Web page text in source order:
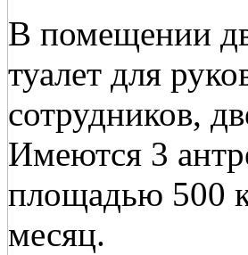
В помещении
туалет для
сотрудников,
Имеются 3
площадью 500
месяц.